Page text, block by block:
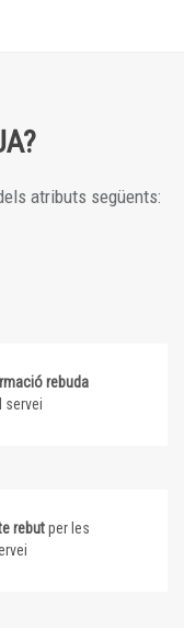
atributs següents:
rebuda
servei
rebutper les